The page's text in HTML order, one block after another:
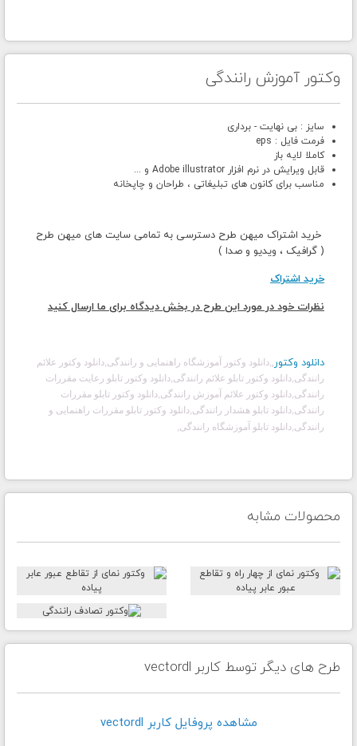
وکتور آموزش رانندگی
سایز : بی نهایت - برداری
فرمت فایل : eps
کاملا لایه باز
قابل ویرایش در نرم افزار Adobe illustrator و ...
مناسب برای کانون های تبلیغاتی ، طراحان و چاپخانه
خرید اشتراک میهن طرح دسترسی به تمامی سایت های میهن طرح
( گرافیک ، ویدیو و صدا )
خرید اشتراک
نظرات خود در مورد این طرح در بخش دیدگاه برای ما ارسال کنید
دانلود وکتور,
,دانلود وکتور آموزشگاه راهنمایی و رانندگی,دانلود وکتور علائم
رانندگی,دانلود وکتور تابلو علائم رانندگی,دانلود وکتور تابلو رعایت مقررات
رانندگی,دانلود وکتور علائم آموزش رانندگی,دانلود وکتور تابلو مقررات
رانندگی,دانلود تابلو هشدار رانندگی,دانلود وکتور تابلو مقررات راهنمایی و
رانندگی,دانلود تابلو آموزشگاه رانندگی,
محصولات مشابه
طرح های دیگر توسط کاربر vectordl
مشاهده پروفايل کاربر vectordl